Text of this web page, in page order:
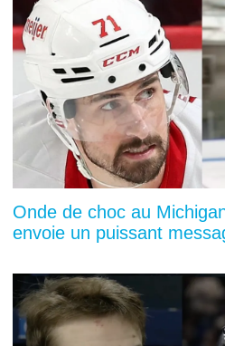
Onde de choc au
envoie un puissant